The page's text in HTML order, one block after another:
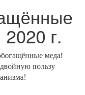
г.
меда!
пользу